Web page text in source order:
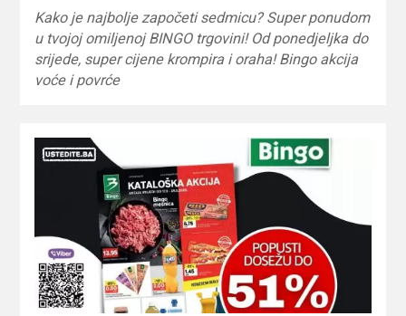
Kako je najbolje započeti sedmicu? Super ponudom
u tvojoj omiljenoj BINGO trgovini! Od ponedjeljka do
srijede, super cijene krompira i oraha! Bingo akcija
voće i povrće